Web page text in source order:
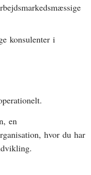
konsulenter i
en
hvor du har